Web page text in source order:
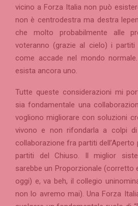
vicino a Forza Italia non può
non è centrodestra ma destra
che molto probabilmente alle
voteranno (grazie al cielo) i
come accade nel mondo
esista ancora uno.
Tutte queste considerazioni mi
sia fondamentale una
vogliono migliorare con soluzioni
vivono e non rifondarla a colpi
collaborazione fra partiti
partiti del Chiuso. Il miglior
sarebbe un Proporzionale (corretto
oggi) e, va beh, il collegio
non lo avremo mai). Una Forza